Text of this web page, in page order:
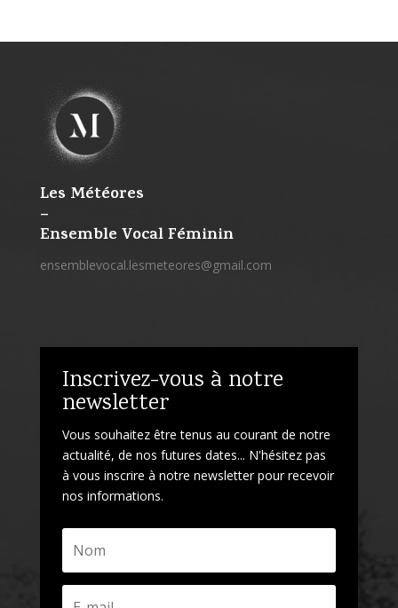
Les Météores
–
Ensemble Vocal Féminin
ensemblevocal.lesmeteores@gmail.com
Inscrivez-vous à notre
newsletter
Vous souhaitez être tenus au courant de notre
actualité, de nos futures dates... N'hésitez pas
à vous inscrire à notre newsletter pour recevoir
nos informations.